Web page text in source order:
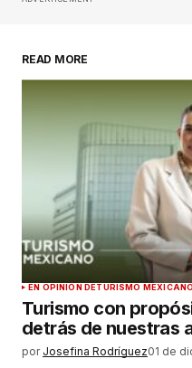
Su nombre
Tu correo electrónico *
Guardar mi
web en este
haga un
READ MORE
EN OPINIÓN DETURISMO MEXICANO
Turismo con
detrás de nuestras
por Josefina Rodríguez01 de